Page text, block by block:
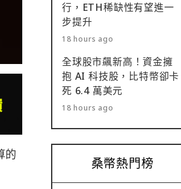
的
行，ETH稀缺性有望進一
步提升
18 hours ago
全球股市飆新高！資金擁
抱 AI 科技股，比特幣卻卡
死 6.4 萬美元
18 hours ago
桑幣熱門榜